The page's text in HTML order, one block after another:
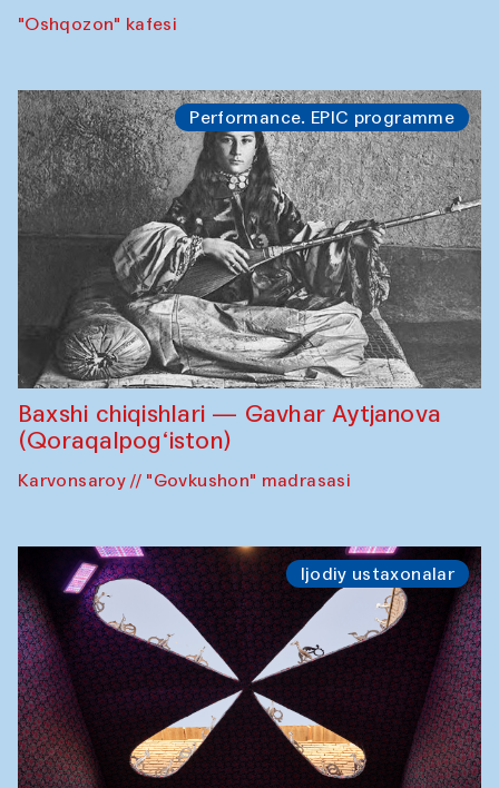
"Oshqozon" kafesi
Performance. EPIC programme
Baxshi chiqishlari — Gavhar Aytjanova
(Qoraqalpog‘iston)
Karvonsaroy // "Govkushon" madrasasi
Ijodiy ustaxonalar